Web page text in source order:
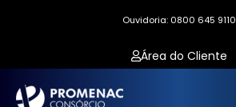
Ouvidoria: 0800 645 9110
Área do Cliente